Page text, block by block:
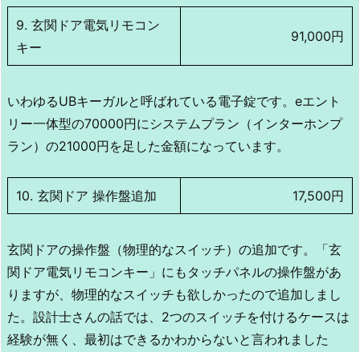
9. 玄関ドア電気リモコン
キー
91,000円
いわゆるUBキーガルと呼ばれている電子錠です。eエント
リー一体型の70000円にシステムプラン（インターホンプ
ラン）の21000円を足した金額になっています。
10. 玄関ドア 操作盤追加 17,500円
玄関ドアの操作盤（物理的なスイッチ）の追加です。「玄
関ドア電気リモコンキー」にもタッチパネルの操作盤があ
りますが、物理的なスイッチも欲しかったので追加しまし
た。設計士さんの話では、2つのスイッチを付けるケースは
経験が無く、最初はできるかわからないと言われました